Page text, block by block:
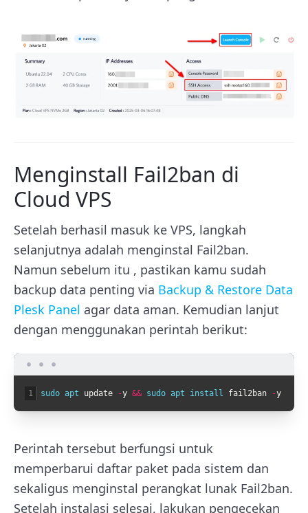
Menginstall Fail2ban di
Cloud VPS
Setelah berhasil masuk ke VPS, langkah
selanjutnya adalah menginstal Fail2ban.
Namun sebelum itu , pastikan kamu sudah
backup data penting via Backup & Restore Data
Plesk Panel agar data aman. Kemudian lanjut
dengan menggunakan perintah berikut:
1 sudo apt update -y && sudo apt install fail2ban -y
Perintah tersebut berfungsi untuk
memperbarui daftar paket pada sistem dan
sekaligus menginstal perangkat lunak Fail2ban.
Setelah instalasi selesai, lakukan pengecekan